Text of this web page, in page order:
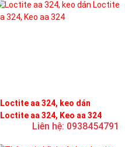
Loctite aa 324, keo dán
Loctite aa 324, Keo aa 324
Liên hệ: 0938454791